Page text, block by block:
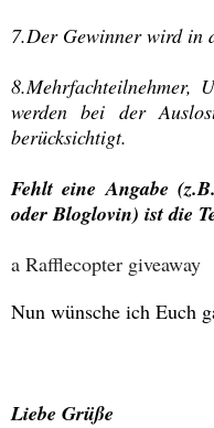
7.Der Gewinner wird in
8.Mehrfachteilnehmer,
werden bei der
berücksichtigt.
Fehlt eine Angabe
oder Bloglovin) ist die
a Rafflecopter giveaway
Nun wünsche ich Euch
Liebe Grüße